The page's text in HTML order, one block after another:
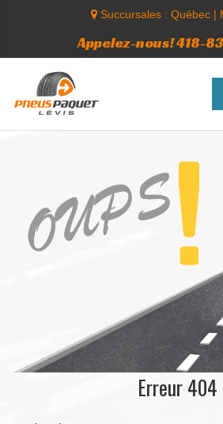
Succursales : Québec|
Appelez-nous! 418-
Erreur 404